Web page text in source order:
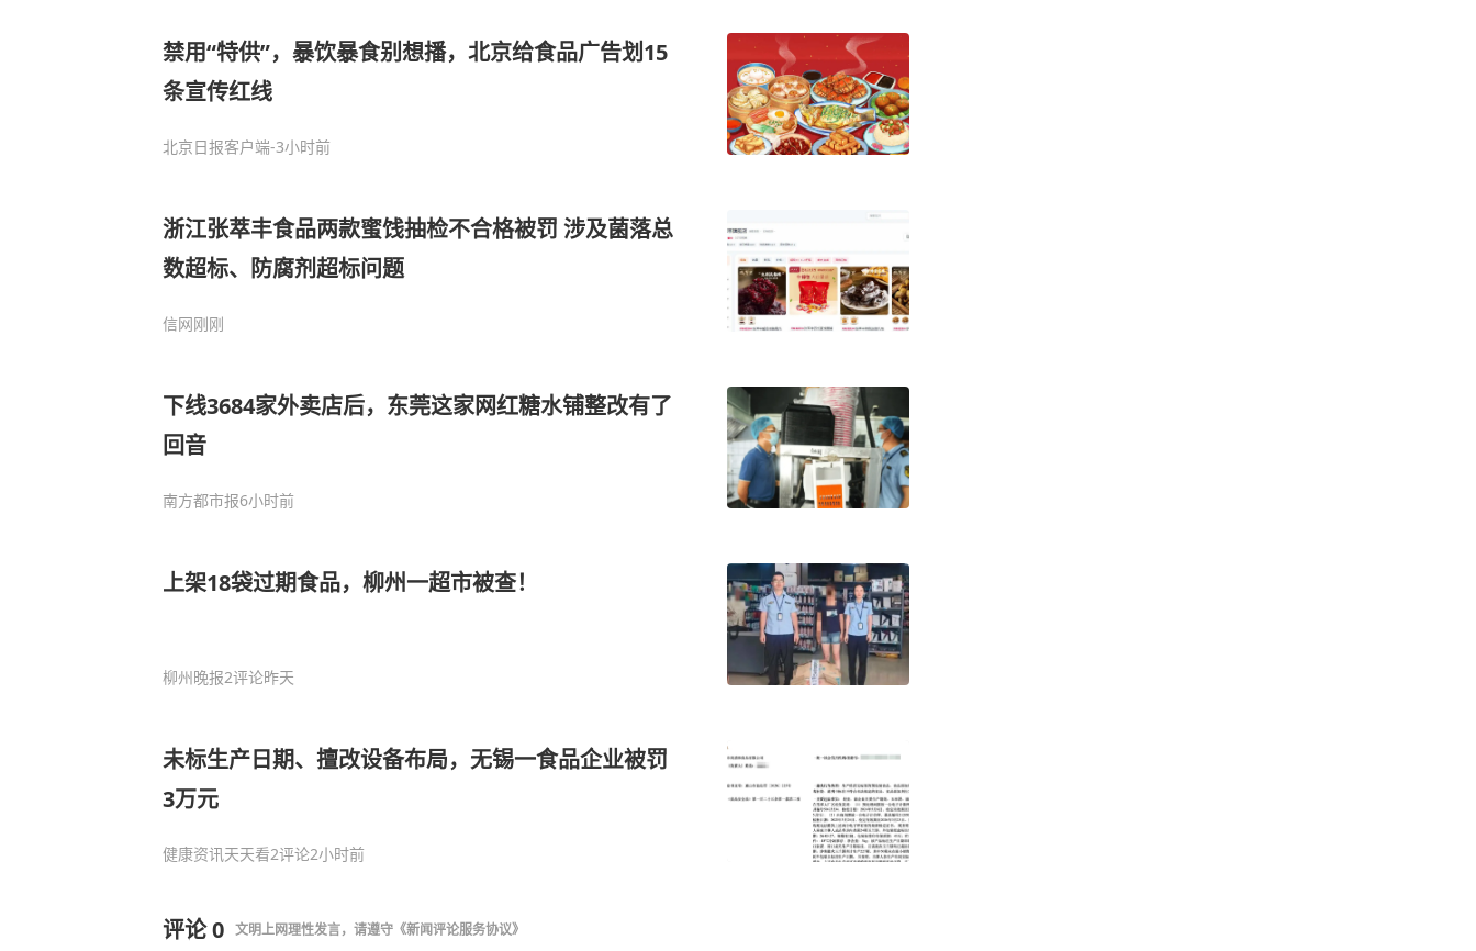
禁用“特供”，暴饮暴食别想播，北京给食品广告划15
条宣传红线
北京日报客户端-3小时前
浙江张萃丰食品两款蜜饯抽检不合格被罚 涉及菌落总
数超标、防腐剂超标问题
信网刚刚
下线3684家外卖店后，东莞这家网红糖水铺整改有了
回音
南方都市报6小时前
上架18袋过期食品，柳州一超市被查！
柳州晚报2评论昨天
未标生产日期、擅改设备布局，无锡一食品企业被罚
3万元
健康资讯天天看2评论2小时前
评论0 文明上网理性发言，请遵守 《新闻评论服务协议》